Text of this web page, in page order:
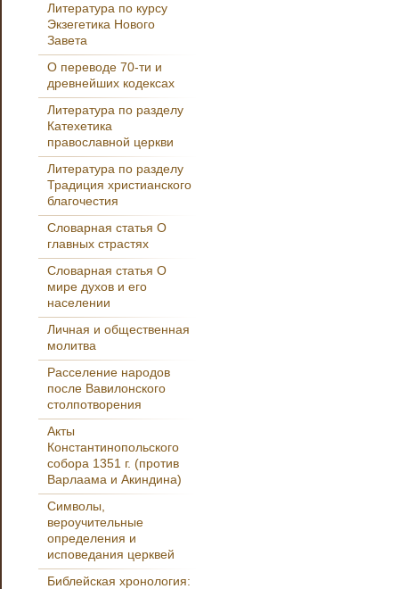
Литература по курсу
Экзегетика Нового
Завета
О переводе 70-ти и
древнейших кодексах
Литература по разделу
Катехетика
православной церкви
Литература по разделу
Традиция христианского
благочестия
Словарная статья О
главных страстях
Словарная статья О
мире духов и его
населении
Личная и общественная
молитва
Расселение народов
после Вавилонского
столпотворения
Акты
Константинопольского
собора 1351 г. (против
Варлаама и Акиндина)
Символы,
вероучительные
определения и
исповедания церквей
Библейская хронология: